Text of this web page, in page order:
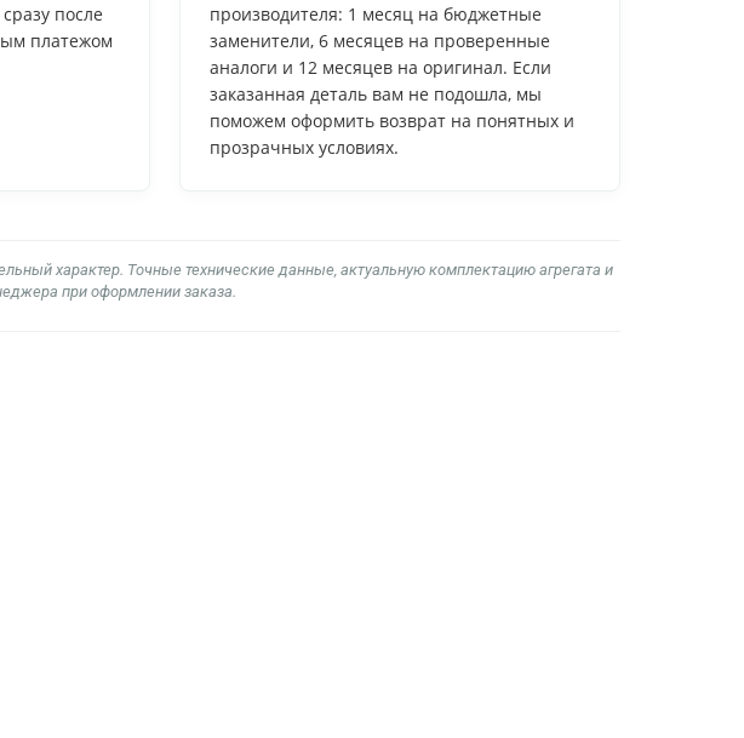
после
платежом
производителя: 1 месяц на бюджетные
заменители, 6 месяцев на проверенные
аналоги и 12 месяцев на оригинал. Если
заказанная деталь вам не подошла, мы
поможем оформить возврат на понятных и
прозрачных условиях.
характер. Точные технические данные, актуальную комплектацию агрегата и
при оформлении заказа.